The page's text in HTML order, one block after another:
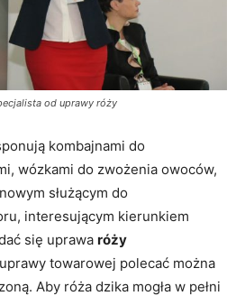
od uprawy róży
kombajnami do
wózkami do zwożenia owoców,
służącym do
interesującym kierunkiem
się uprawa róży
towarowej polecać można
Aby róża dzika mogła w pełni